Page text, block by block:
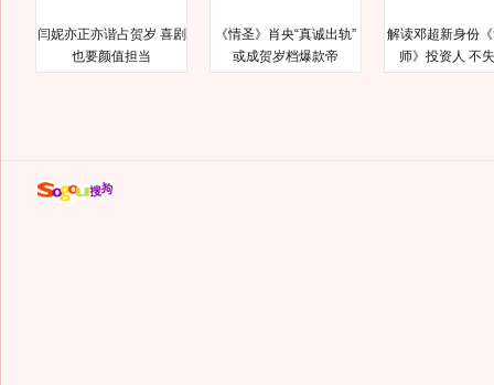
闫妮亦正亦谐占贺岁 喜剧
也要颜值担当
《情圣》肖央“真诚出轨”
或成贺岁档爆款帝
解读邓超新身份
师》投资人 不